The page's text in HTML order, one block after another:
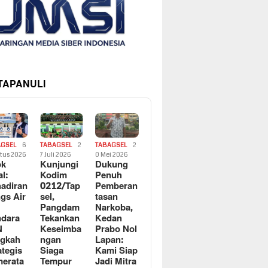
6
2026
Air
TABAGSEL
2
7 Juli 2026
Kunjungi
Kodim
0212/Tap
sel,
Pangdam
Tekankan
Keseimba
ngan
Siaga
Tempur
TABAGSEL
2
0 Mei 2026
Dukung
Penuh
Pemberan
tasan
Narkoba,
Kedan
Prabo Nol
Lapan:
Kami Siap
Jadi Mitra